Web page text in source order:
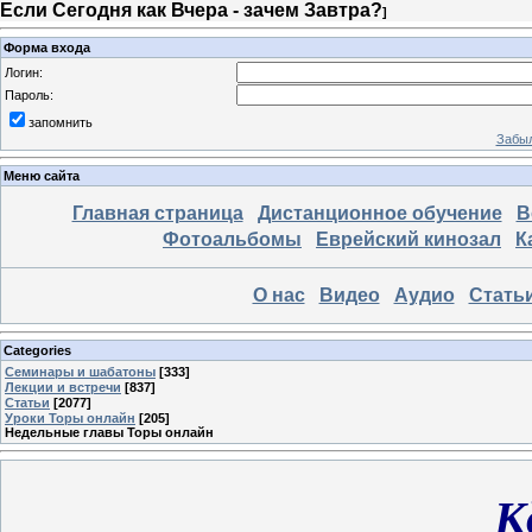
Если Сегодня как Вчера - зачем Завтра?]
Форма входа
Логин:
Пароль:
запомнить
Меню сайта
Главная страница Дистанционное обучение
Фотоальбомы
Еврейский кинозал
О нас Видео Аудио
Categories
Семинары и шабатоны [333]
Лекции и встречи [837]
Статьи [2077]
Уроки Торы онлайн [205]
Недельные главы Торы онлайн